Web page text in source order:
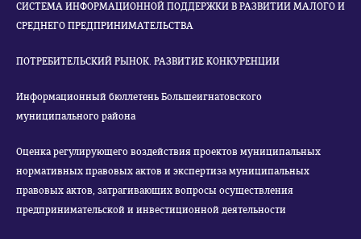
СИСТЕМА ИНФОРМАЦИОННОЙ ПОДДЕРЖКИ В РАЗВИТИИ МАЛОГО И
СРЕДНЕГО ПРЕДПРИНИМАТЕЛЬСТВА
ПОТРЕБИТЕЛЬСКИЙ РЫНОК. РАЗВИТИЕ КОНКУРЕНЦИИ
Информационный бюллетень Большеигнатовского
муниципального района
Оценка регулирующего воздействия проектов муниципальных
нормативных правовых актов и экспертиза муниципальных
правовых актов, затрагивающих вопросы осуществления
предпринимательской и инвестиционной деятельности